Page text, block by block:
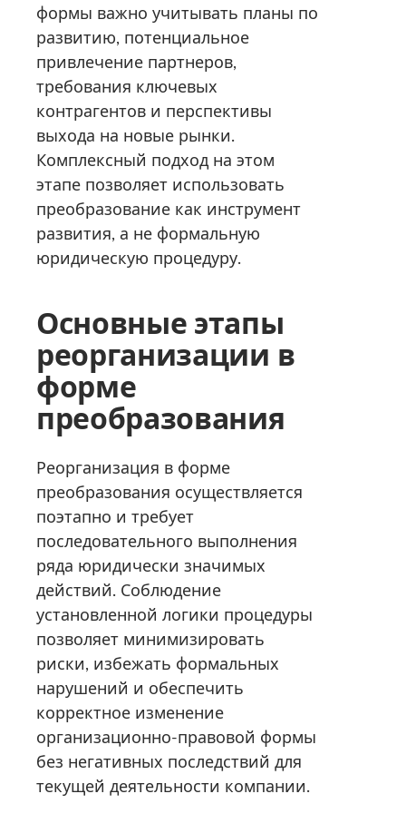
формы важно учитывать планы по
развитию, потенциальное
привлечение партнеров,
требования ключевых
контрагентов и перспективы
выхода на новые рынки.
Комплексный подход на этом
этапе позволяет использовать
преобразование как инструмент
развития, а не формальную
юридическую процедуру.
Основные этапы
реорганизации в
форме
преобразования
Реорганизация в форме
преобразования осуществляется
поэтапно и требует
последовательного выполнения
ряда юридически значимых
действий. Соблюдение
установленной логики процедуры
позволяет минимизировать
риски, избежать формальных
нарушений и обеспечить
корректное изменение
организационно-правовой формы
без негативных последствий для
текущей деятельности компании.